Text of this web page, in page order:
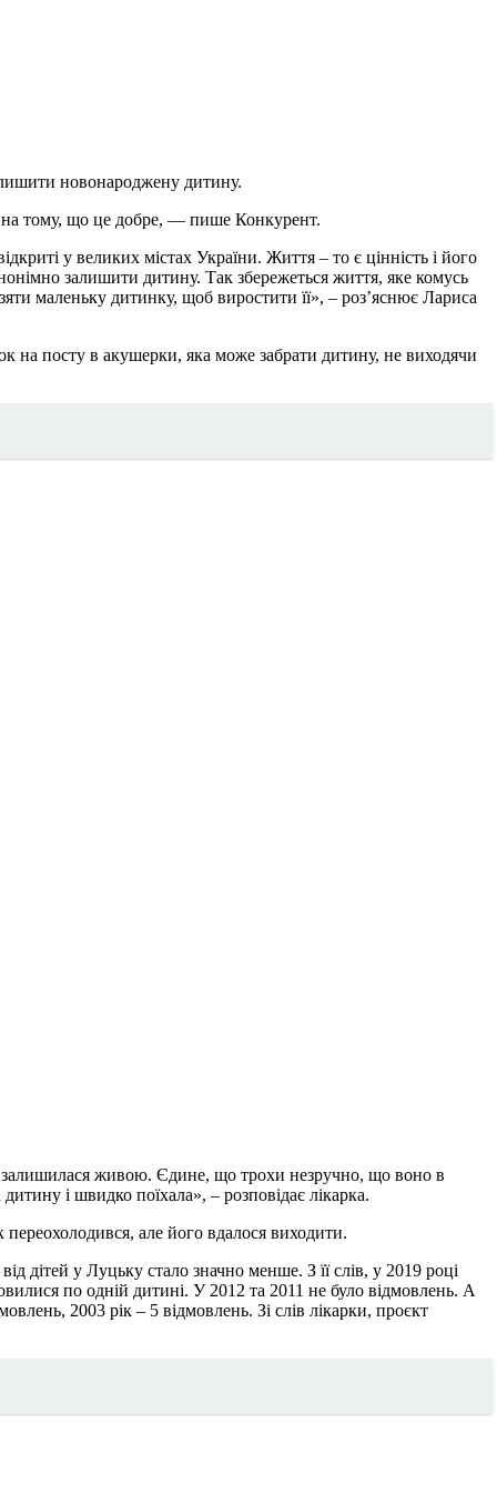
новонароджену дитину.
тому, що це добре, — пише Конкурент.
у великих містах України. Життя – то є цінність і його
залишити дитину. Так збережеться життя, яке комусь
маленьку дитинку, щоб виростити її», – роз’яснює Лариса
на посту в акушерки, яка може забрати дитину, не виходячи
залишилася живою. Єдине, що трохи незручно, що воно в
і швидко поїхала», – розповідає лікарка.
але його вдалося виходити.
дітей у Луцьку стало значно менше. З її слів, у 2019 році
по одній дитині. У 2012 та 2011 не було відмовлень. А
2003 рік – 5 відмовлень. Зі слів лікарки, проєкт